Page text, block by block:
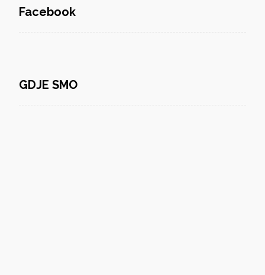
Facebook
GDJE SMO